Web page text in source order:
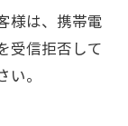
様は、携帯電
受信拒否して
。